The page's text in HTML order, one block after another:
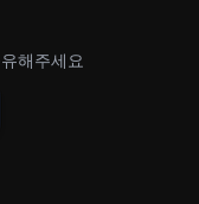
해주세요